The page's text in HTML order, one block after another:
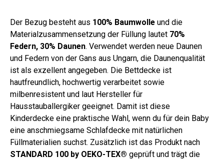
Der Bezug besteht aus 100% Baumwolle und die
Materialzusammensetzung der Füllung lautet 70%
Federn, 30% Daunen. Verwendet werden neue Daunen
und Federn von der Gans aus Ungarn, die Daunenqualität
ist als exzellent angegeben. Die Bettdecke ist
hautfreundlich, hochwertig verarbeitet sowie
milbenresistent und laut Hersteller für
Hausstauballergiker geeignet. Damit ist diese
Kinderdecke eine praktische Wahl, wenn du für dein Baby
eine anschmiegsame Schlafdecke mit natürlichen
Füllmaterialien suchst. Zusätzlich ist das Produkt nach
STANDARD 100 by OEKO-TEX® geprüft und trägt die